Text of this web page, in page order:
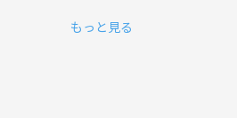
もっと見る